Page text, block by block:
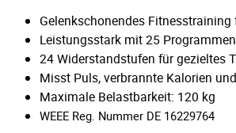
Gelenkschonendes Fitnesstraining
Leistungsstark mit 25 Programmen
24 Widerstandstufen für gezieltes
Misst Puls, verbrannte Kalorien
Maximale Belastbarkeit: 120 kg
WEEE Reg. Nummer DE 16229764